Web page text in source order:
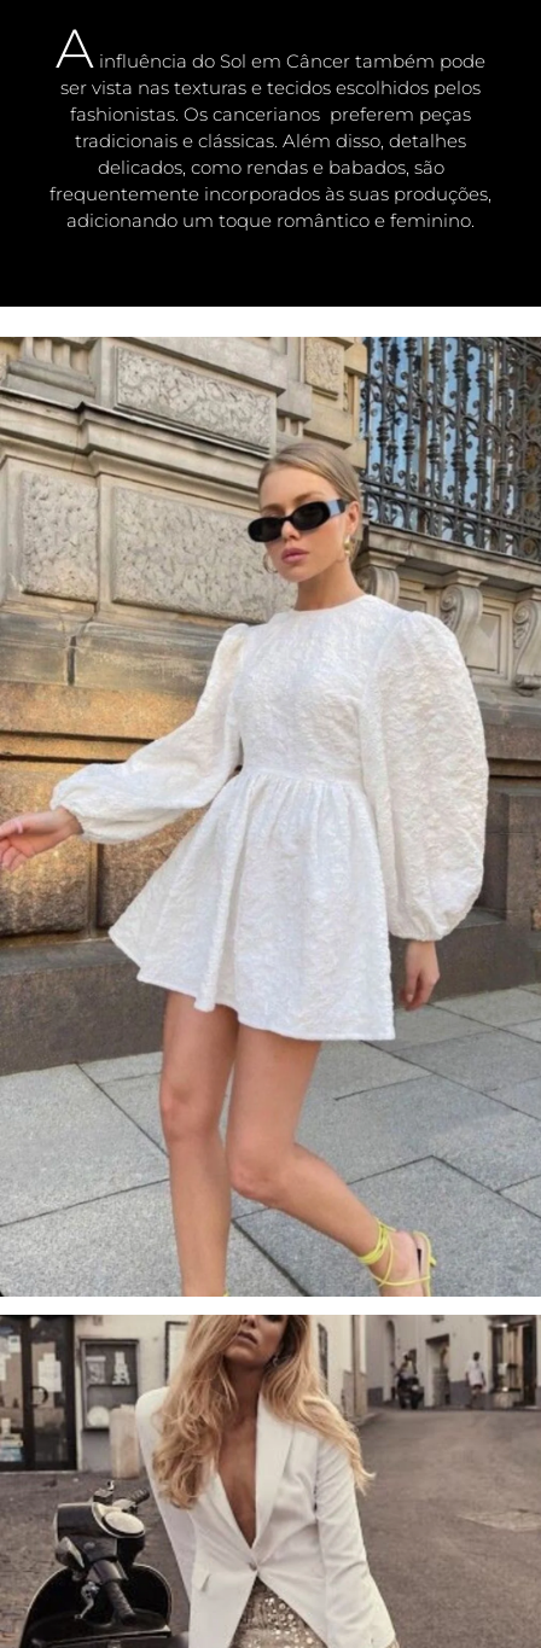
A influência do Sol em Câncer também pode
ser vista nas texturas e tecidos escolhidos pelos
fashionistas. Os cancerianos preferem peças
tradicionais e clássicas. Além disso, detalhes
delicados, como rendas e babados, são
frequentemente incorporados às suas produções,
adicionando um toque romântico e feminino.